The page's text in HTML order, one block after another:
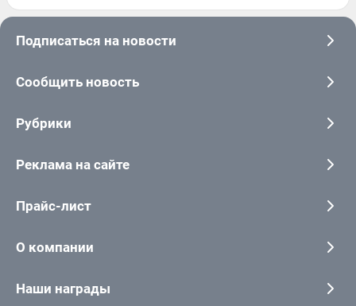
Подписаться на новости
Сообщить новость
Рубрики
Реклама на сайте
Прайс-лист
О компании
Наши награды